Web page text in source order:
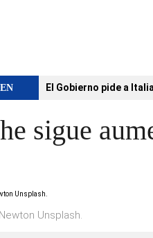
El Gobierno pide a
sigue
Unsplash.